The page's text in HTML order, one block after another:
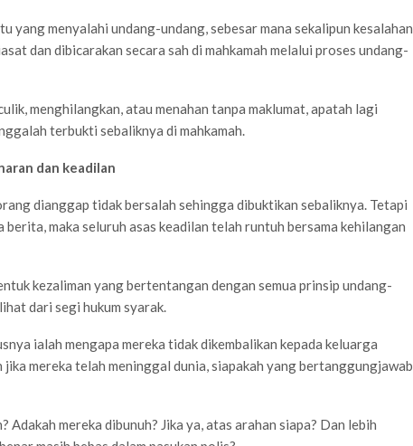
yang menyalahi undang-undang, sebesar mana sekalipun kesalahan
dan dibicarakan secara sah di mahkamah melalui proses undang-
menghilangkan, atau menahan tanpa maklumat, apatah lagi
terbukti sebaliknya di mahkamah.
dan keadilan
dianggap tidak bersalah sehingga dibuktikan sebaliknya. Tetapi
maka seluruh asas keadilan telah runtuh bersama kehilangan
kezaliman yang bertentangan dengan semua prinsip undang-
dari segi hukum syarak.
ialah mengapa mereka tidak dikembalikan kepada keluarga
jika mereka telah meninggal dunia, siapakah yang bertanggungjawab
Adakah mereka dibunuh? Jika ya, atas arahan siapa? Dan lebih